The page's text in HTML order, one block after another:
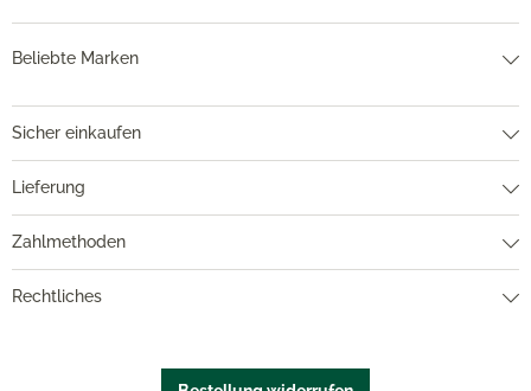
Beliebte Marken
Sicher einkaufen
Lieferung
Zahlmethoden
Rechtliches